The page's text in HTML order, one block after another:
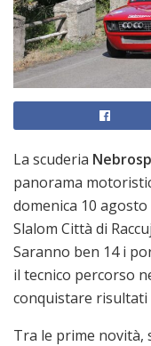
La scuderia
panorama
domenica 10
Slalom Città di
Saranno ben 14 i
il tecnico percorso
conquistare
Tra le prime novità,